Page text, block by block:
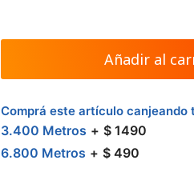
Añadir al
Comprá este artículo canjeando
3.400 Metros $ 1490
6.800 Metros $ 490